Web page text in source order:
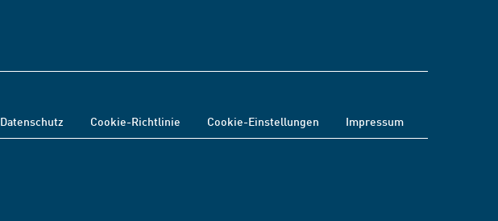
Datenschutz Cookie-Richtlinie Cookie-Einstellungen Impressum